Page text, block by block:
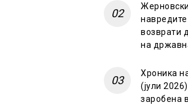
возврати
на
Хроника
(јули
заробена